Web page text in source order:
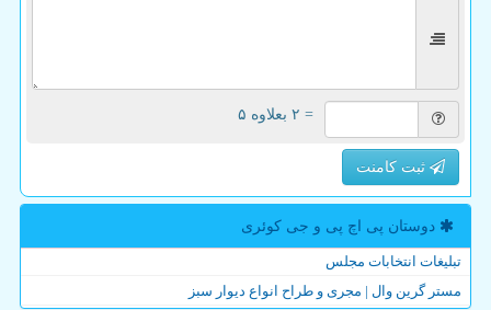
= ۲ بعلاوه ۵
ثبت کامنت
دوستان پی اچ پی و جی كوئری
تبلیغات انتخابات مجلس
مستر گرین وال | مجری و طراح انواع دیوار سبز